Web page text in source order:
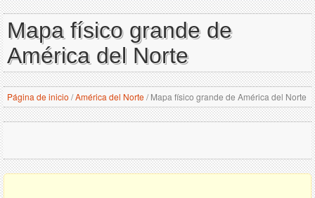
Mapa físico grande de
América del Norte
Página de inicio /América del Norte/Mapa físico grande de América del Norte